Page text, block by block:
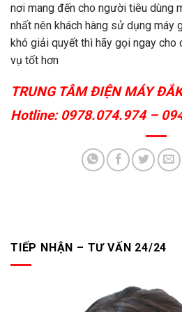
TIẾP NHẬN – TƯ VẤN 24/24
nơi mang đến cho người tiêu dùng
nhất nên khách hàng sử dụng máy
khó giải quyết thì hãy gọi ngay
vụ tốt hơn
TRUNG TÂM ĐIỆN MÁY
Hotline: 0978.074.974 –